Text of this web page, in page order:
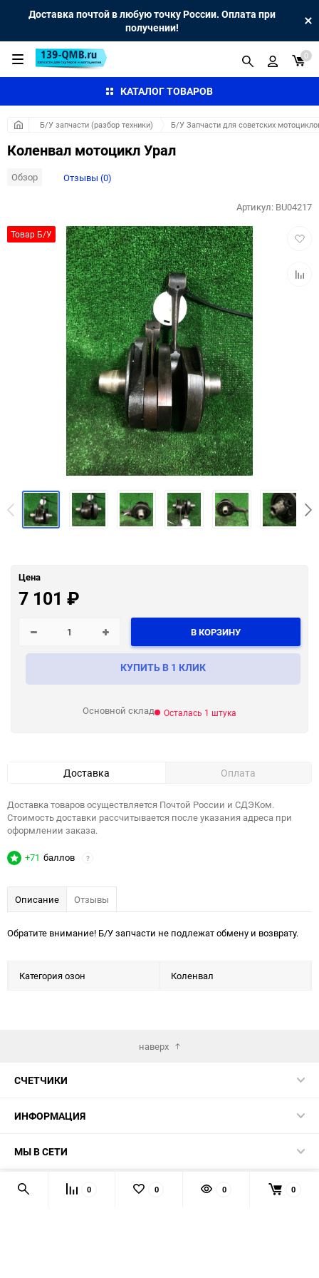
Доставка почтой в любую точку России. Оплата при
получении!
КАТАЛОГ ТОВАРОВ
0
Б/У запчасти (разбор техники) Б/У Запчасти для советских
Коленвал мотоцикл Урал
Обзор Отзывы (0)
Товар Б/У
Артикул: BU04217
Цена
7 101 ₽
В КОРЗИНУ
КУПИТЬ В 1 КЛИК
Основной склад Осталась 1 штука
Доставка Оплата
Доставка товаров осуществляется Почтой России и СДЭКом.
Стоимость доставки рассчитывается после указания адреса при
оформлении заказа.
+71 баллов ?
Описание Отзывы
Обратите внимание! Б/У запчасти не подлежат обмену и возврату.
Категория озон Коленвал
наверх
СЧЕТЧИКИ
ИНФОРМАЦИЯ
МЫ В СЕТИ
КОНТАКТЫ 0 0 0 0